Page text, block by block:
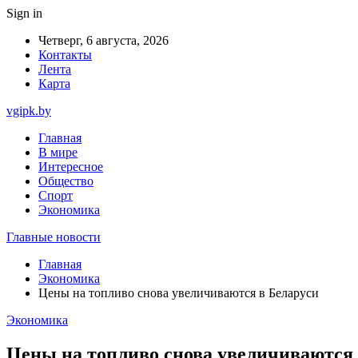
Sign in
Четверг, 6 августа, 2026
Контакты
Лента
Карта
vgipk.by
Главная
В мире
Интересное
Общество
Спорт
Экономика
Главные новости
Главная
Экономика
Цены на топливо снова увеличиваются в Беларуси
Экономика